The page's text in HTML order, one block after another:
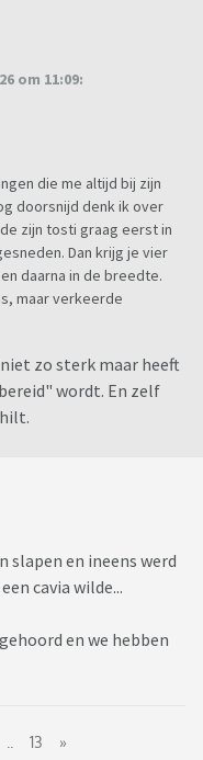
om 11:09:
die me altijd bij zijn
doorsnijd denk ik over
zijn tosti graag eerst in
Dan krijg je vier
daarna in de breedte.
maar verkeerde
zo sterk maar heeft
wordt. En zelf
slapen en ineens werd
cavia wilde...
en we hebben
13 »